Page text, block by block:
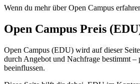
Wenn du mehr über Open Campus
Open Campus Preis
Open Campus (EDU) wird auf dieser
durch Angebot und Nachfrage bestimmt
beeinflussen.